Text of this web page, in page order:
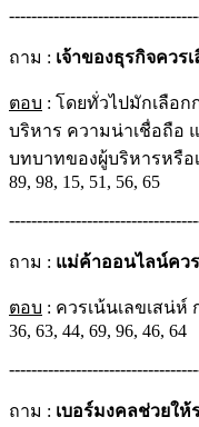
ถาม : เจ้าของธุรกิจควร
ตอบ : โดยทั่วไปมักเลือ
บริหาร ความน่าเชื่อถือ
บทบาทของผู้บริหารหรือ
89, 98, 15, 51, 56, 65
ถาม : แม่ค้าออนไลน์คว
ตอบ : ควรเน้นเลขเสน่ห์
36, 63, 44, 69, 96, 46, 64
ถาม : เบอร์มงคลช่วยให้